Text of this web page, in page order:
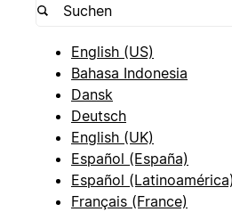
English (US)
Bahasa Indonesia
Dansk
Deutsch
English (UK)
Español (España)
Español (Latinoamérica)
Français (France)